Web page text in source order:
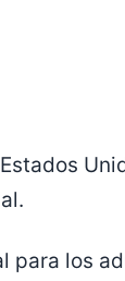
para los